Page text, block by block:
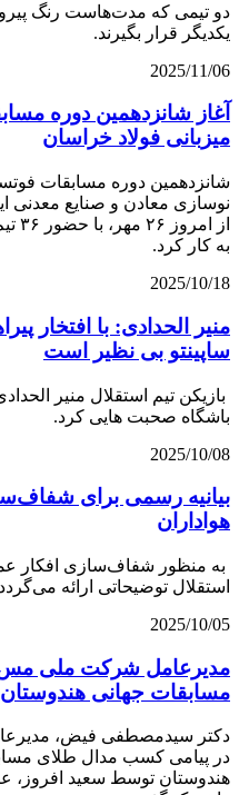
دو تیمی که مدت‌هاست رنگ پیروزی
یکدیگر قرار بگیرند.
2025/11/06
آغاز شانزدهمین دوره
میزبانی فولاد خراسان
شانزدهمین دوره مسابقات
نوسازی معادن و صنایع معدنی
از
به کار کرد.
2025/10/18
منیر الحدادی: با افتخار
ساپینتو بی نظیر است
بازیکن تیم استقلال منیر
باشگاه صحبت هایی کرد.
2025/10/08
بیانیه رسمی برای
هواداران
به منظور شفاف‌سازی افکار
استقلال توضیحاتی ارائه
2025/10/05
مدیرعامل شرکت ملی مس،
مسابقات جهانی
دکتر سیدمصطفی فیض،
در پیامی کسب مدال طلای
هندوستان توسط سعید